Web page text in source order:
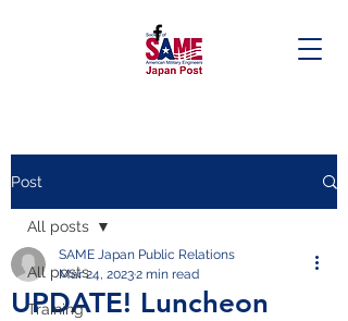
Post
All posts
Training
All posts
UPDATE! Luncheon
SAME Japan Public Relations
Mar 24, 20232 min read